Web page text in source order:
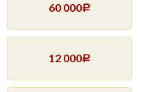
60 000Р
12 000Р